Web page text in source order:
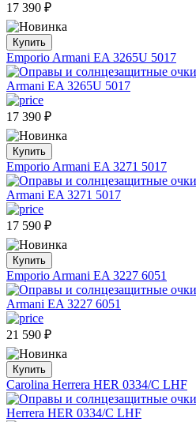
17 390 ₽
Купить
Emporio Armani EA 3265U 5017
17 390 ₽
Купить
Emporio Armani EA 3271 5017
17 590 ₽
Купить
Emporio Armani EA 3227 6051
21 590 ₽
Купить
Carolina Herrera HER 0334/C LHF